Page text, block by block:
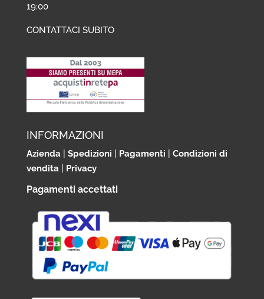
19:00
CONTATTACI SUBITO
INFORMAZIONI
Azienda| Spedizioni Pagamenti
Condizioni di
vendita| Privacy
Pagamenti accettati